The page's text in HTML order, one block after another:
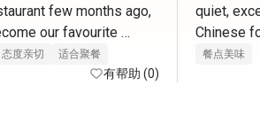
few months ago,
our favourite
cooks in authentic
ingredient, good taste,
态度亲切 适合聚餐
有帮助 (0)
quiet,
Chinese
dishes
餐点美味